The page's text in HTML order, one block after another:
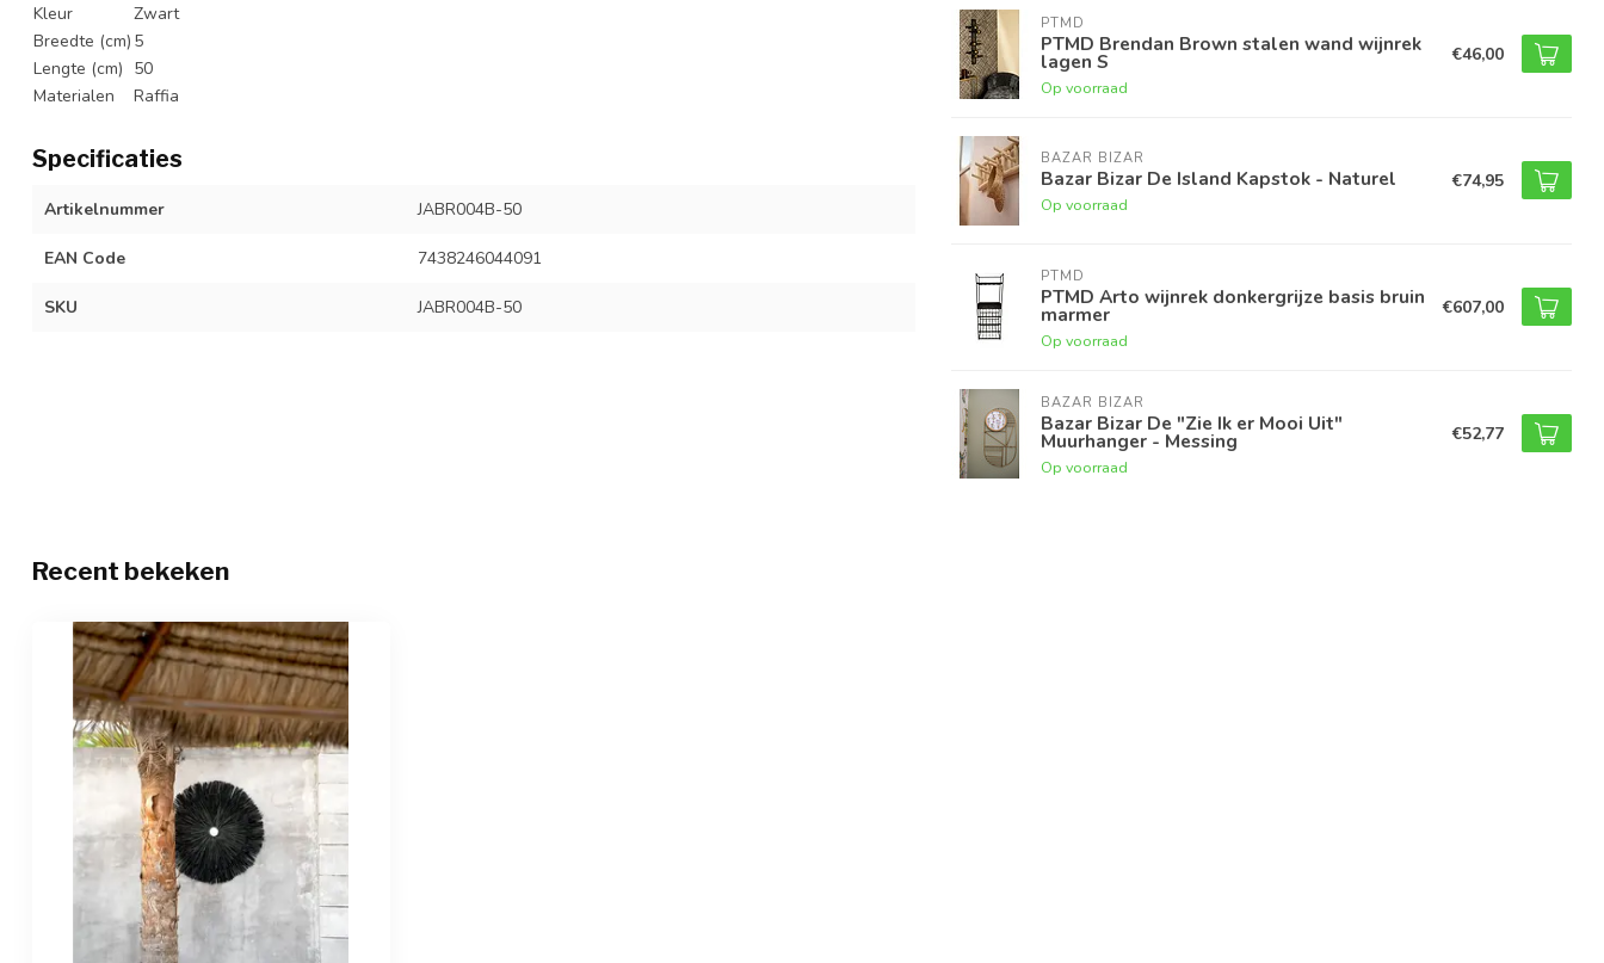
Kleur
Zwart
Breedte (cm) 5
Lengte (cm) 50
Materialen
Raffia
Specificaties
Artikelnummer JABR004B-50
EAN Code 7438246044091
SKU JABR004B-50
PTMD
PTMD Brendan Brown stalen wand wijnrek
lagen S
Op voorraad
€46,00
BAZAR BIZAR
Bazar Bizar De Island Kapstok - Naturel
Op voorraad
€74,95
PTMD
PTMD Arto wijnrek donkergrijze basis bruin
marmer
Op voorraad
€607,00
BAZAR BIZAR
Bazar Bizar De "Zie Ik er Mooi Uit"
Muurhanger - Messing
Op voorraad
€52,77
Recent bekeken